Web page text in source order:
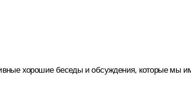
хорошие беседы и обсуждения, которые мы